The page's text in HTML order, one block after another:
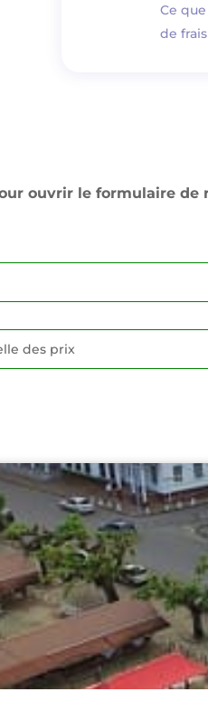
Ce
de
ouvrir le formulaire de
des prix